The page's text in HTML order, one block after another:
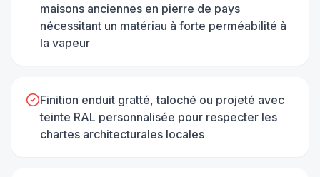
maisons anciennes en pierre de pays
nécessitant un matériau à forte perméabilité à
la vapeur
Finition enduit gratté, taloché ou projeté avec
teinte RAL personnalisée pour respecter les
chartes architecturales locales